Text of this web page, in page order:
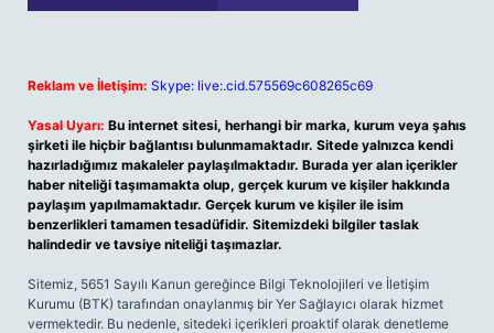
Reklam ve İletişim: Skype: live:.cid.575569c608265c69
Yasal Uyarı: Bu internet sitesi, herhangi bir marka, kurum veya şahıs
şirketi ile hiçbir bağlantısı bulunmamaktadır. Sitede yalnızca kendi
hazırladığımız makaleler paylaşılmaktadır. Burada yer alan içerikler
haber niteliği taşımamakta olup, gerçek kurum ve kişiler hakkında
paylaşım yapılmamaktadır. Gerçek kurum ve kişiler ile isim
benzerlikleri tamamen tesadüfidir. Sitemizdeki bilgiler taslak
halindedir ve tavsiye niteliği taşımazlar.
Sitemiz, 5651 Sayılı Kanun gereğince Bilgi Teknolojileri ve İletişim
Kurumu (BTK) tarafından onaylanmış bir Yer Sağlayıcı olarak hizmet
vermektedir. Bu nedenle, sitedeki içerikleri proaktif olarak denetleme